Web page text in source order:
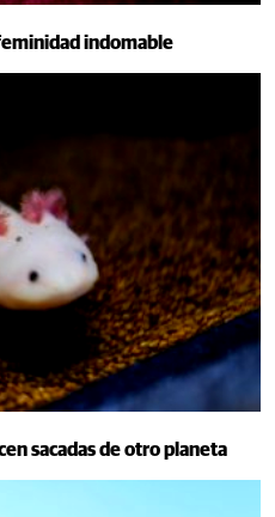
indomable
sacadas de otro planeta